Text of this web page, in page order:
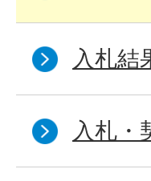
入札結
入札・